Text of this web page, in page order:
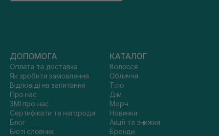
ДОПОМОГА
Оплата та доставка
Як зробити замовлення
Відповіді на запитання
Про нас
ЗМІ про нас
Сертифікати та нагороди
Блог
Бюті словник
КАТАЛОГ
Волосся
Обличчя
Тіло
Дім
Мерч
Новинки
Акції та знижки
Бренди